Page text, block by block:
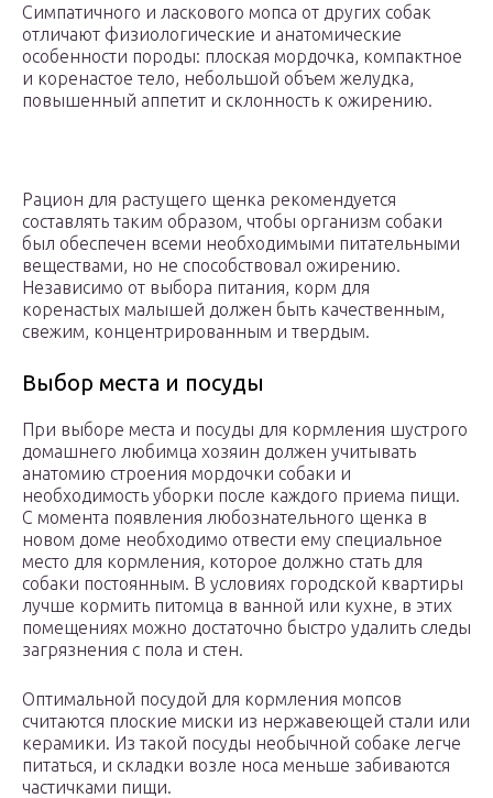
Симпатичного и ласкового мопса от других собак
отличают физиологические и анатомические
особенности породы: плоская мордочка, компактное
и коренастое тело, небольшой объем желудка,
повышенный аппетит и склонность к ожирению.
Рацион для растущего щенка рекомендуется
составлять таким образом, чтобы организм собаки
был обеспечен всеми необходимыми питательными
веществами, но не способствовал ожирению.
Независимо от выбора питания, корм для
коренастых малышей должен быть качественным,
свежим, концентрированным и твердым.
Выбор места и посуды
При выборе места и посуды для кормления шустрого
домашнего любимца хозяин должен учитывать
анатомию строения мордочки собаки и
необходимость уборки после каждого приема пищи.
С момента появления любознательного щенка в
новом доме необходимо отвести ему специальное
место для кормления, которое должно стать для
собаки постоянным. В условиях городской квартиры
лучше кормить питомца в ванной или кухне, в этих
помещениях можно достаточно быстро удалить следы
загрязнения с пола и стен.
Оптимальной посудой для кормления мопсов
считаются плоские миски из нержавеющей стали или
керамики. Из такой посуды необычной собаке легче
питаться, и складки возле носа меньше забиваются
частичками пищи.